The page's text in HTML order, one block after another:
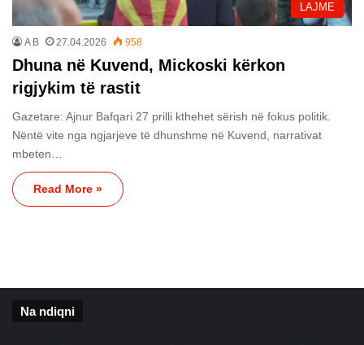
LAJME
A B 27.04.2026 958
Dhuna në Kuvend, Mickoski kërkon
rigjykim të rastit
Gazetare: Ajnur Bafqari 27 prilli kthehet sërish në fokus politik.
Nëntë vite nga ngjarjeve të dhunshme në Kuvend, narrativat
mbeten…
Read More »
Na ndiqni